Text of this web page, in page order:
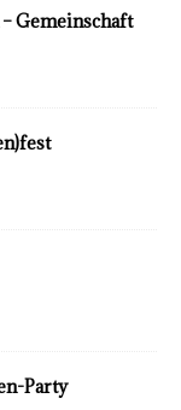
Gemeinschaft
Party